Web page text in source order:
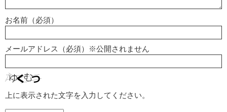
お名前（必須）
メールアドレス（必須）※公開されません
上に表示された文字を入力してください。